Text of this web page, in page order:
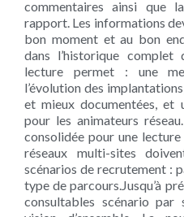
commentaires ainsi que
rapport. Les informations
bon moment et au bon
dans l’historique complet
lecture permet : une
l’évolution des
et mieux documentées, et
pour les animateurs
consolidée pour une
réseaux multi-sites
scénarios de recrutement :
type de parcours.Jusqu’à
consultables scénario